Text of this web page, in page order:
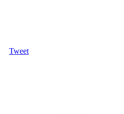
Tweet